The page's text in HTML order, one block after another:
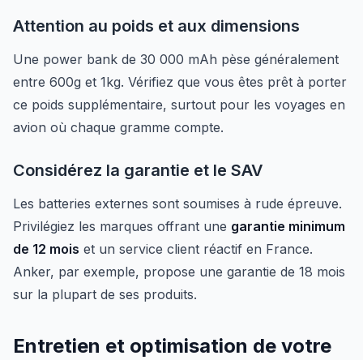
Attention au poids et aux dimensions
Une power bank de 30 000 mAh pèse généralement
entre 600g et 1kg. Vérifiez que vous êtes prêt à porter
ce poids supplémentaire, surtout pour les voyages en
avion où chaque gramme compte.
Considérez la garantie et le SAV
Les batteries externes sont soumises à rude épreuve.
Privilégiez les marques offrant une garantie minimum
de 12 mois et un service client réactif en France.
Anker, par exemple, propose une garantie de 18 mois
sur la plupart de ses produits.
Entretien et optimisation de votre